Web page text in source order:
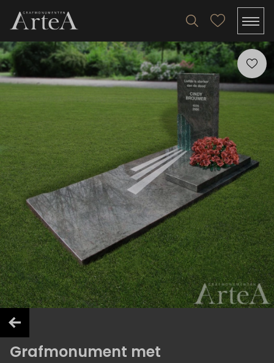
Grafmonument met